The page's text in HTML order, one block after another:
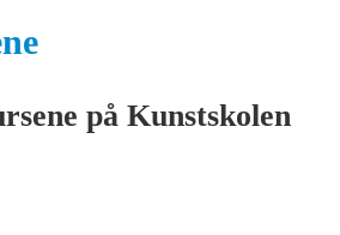
på Kunstskolen